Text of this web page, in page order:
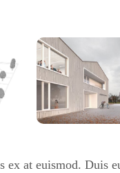
ex at euismod. Duis